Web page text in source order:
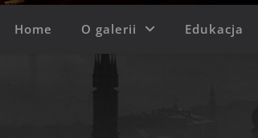
Home O galerii Edukacja